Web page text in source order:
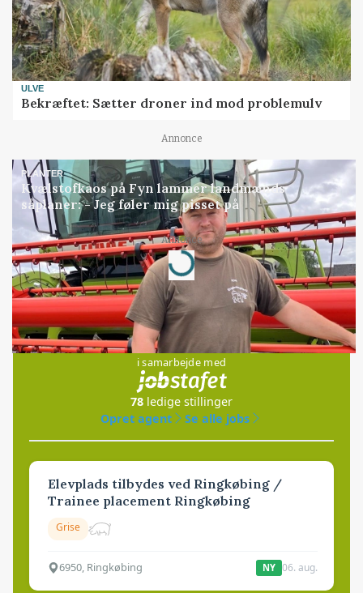
ULVE
Bekræftet: Sætter droner ind mod problemulv
Annonce
PLANTER
Kvælstofkaos på Fyn lammer landmænds
såplaner: - Jeg føler mig pisset på
Annonce
Loading...
Jobs
i samarbejde med
78 ledige stillinger
Opret agent
Se alle jobs
Elevplads tilbydes ved Ringkøbing /
Trainee placement Ringkøbing
Grise
6950, Ringkøbing NY 06. aug.